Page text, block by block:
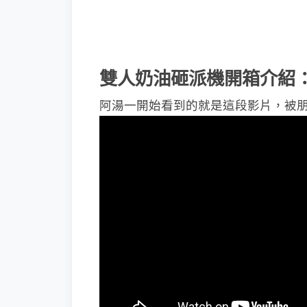
雙人奶油砸派機開箱介紹：
阿湯一開始看到的就是這段影片，被